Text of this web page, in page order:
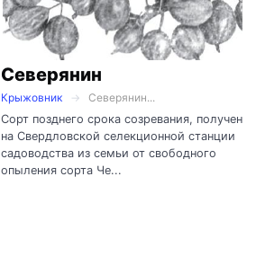
Северянин
Крыжовник
Северянин...
Сорт позднего срока созревания, получен
на Свердловской селекционной станции
садоводства из семьи от свободного
опыления сорта Че...